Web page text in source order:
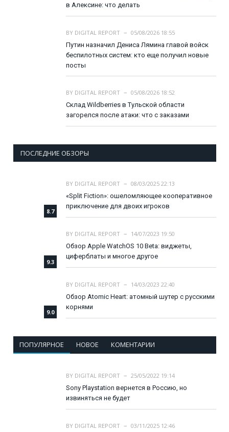
в Алексине: что делать
BY DIGITAL REPORT
05/08/2026 18:55
Путин назначил Дениса Лямина главой войск
беспилотных систем: кто еще получил новые
посты
BY DIGITAL REPORT
05/08/2026 18:52
Склад Wildberries в Тульской области
загорелся после атаки: что с заказами
ПОСЛЕДНИЕ ОБЗОРЫ
8.7
BY DIGITAL REPORT
08/03/2025 22:13
«Split Fiction»: ошеломляющее кооперативное
приключение для двоих игроков
9.3
BY DIGITAL REPORT
14/07/2023 19:50
Обзор Apple WatchOS 10 Beta: виджеты,
циферблаты и многое другое
9.0
BY DIGITAL REPORT
14/03/2023 22:40
Обзор Atomic Heart: атомный шутер с русскими
корнями
ПОПУЛЯРНОЕ НОВОЕ КОМЕНТАРИИ
BY DIGITAL REPORT
25/05/2022 19:14
Sony Playstation вернется в Россию, но
извиняться не будет
BY DIGITAL REPORT
03/11/2025 12:46